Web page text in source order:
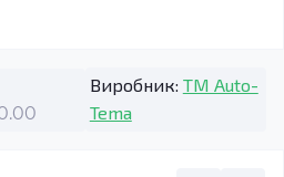
Виробник: TM Auto-
Tema